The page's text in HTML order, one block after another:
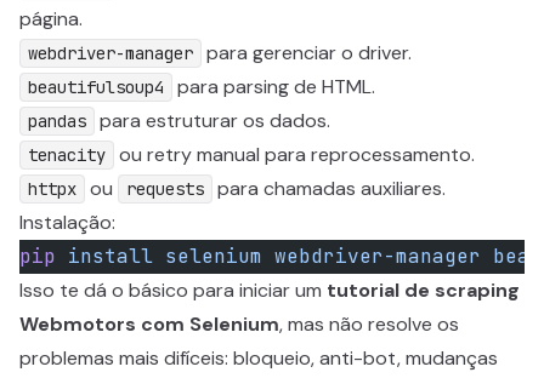
página.
webdriver-manager para gerenciar o driver.
beautifulsoup4 para parsing de HTML.
pandas para estruturar os dados.
tenacity ou retry manual para reprocessamento.
httpx ou requests
para chamadas auxiliares.
Instalação:
pip install selenium webdriver-manager
Isso te dá o básico para iniciar um tutorial de scraping
Webmotors com Selenium, mas não resolve os
problemas mais difíceis: bloqueio, anti-bot, mudanças